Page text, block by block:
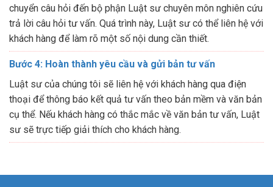
chuyển câu hỏi đến bộ phận Luật sư chuyên môn nghiên cứu
trả lời câu hỏi tư vấn. Quá trình này, Luật sư có thể liên hệ với
khách hàng để làm rõ một số nội dung cần thiết.
Bước 4: Hoàn thành yêu cầu và gửi bản tư vấn
Luật sư của chúng tôi sẽ liên hệ với khách hàng qua điện
thoại để thông báo kết quả tư vấn theo bản mềm và văn bản
cụ thể. Nếu khách hàng có thắc mắc về văn bản tư vấn, Luật
sư sẽ trực tiếp giải thích cho khách hàng.